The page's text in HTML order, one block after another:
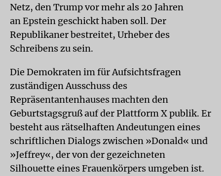
Netz, den Trump vor mehr als 20 Jahren
an Epstein geschickt haben soll. Der
Republikaner bestreitet, Urheber des
Schreibens zu sein.
Die Demokraten im für Aufsichtsfragen
zuständigen Ausschuss des
Repräsentantenhauses machten den
Geburtstagsgruß auf der Plattform X publik. Er
besteht aus rätselhaften Andeutungen eines
schriftlichen Dialogs zwischen »Donald« und
»Jeffrey«, der von der gezeichneten
Silhouette eines Frauenkörpers umgeben ist.